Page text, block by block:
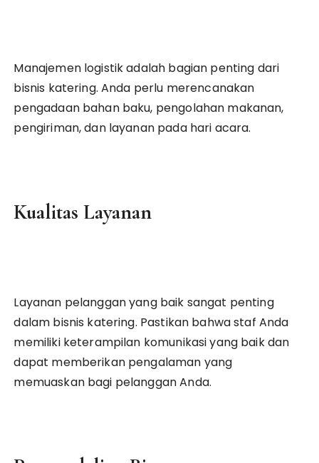
Manajemen logistik adalah bagian penting dari
bisnis katering. Anda perlu merencanakan
pengadaan bahan baku, pengolahan makanan,
pengiriman, dan layanan pada hari acara.
Kualitas Layanan
Layanan pelanggan yang baik sangat penting
dalam bisnis katering. Pastikan bahwa staf Anda
memiliki keterampilan komunikasi yang baik dan
dapat memberikan pengalaman yang
memuaskan bagi pelanggan Anda.